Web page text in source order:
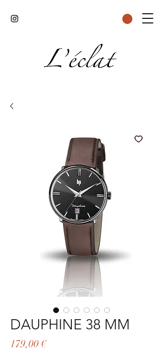
DAUPHINE 38 MM
179,00 €Prix